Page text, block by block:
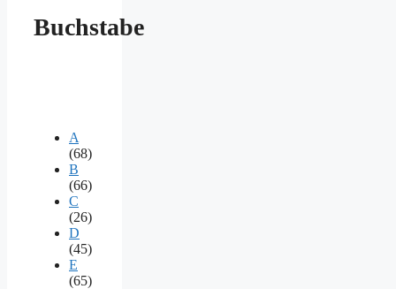
Buchstabe
A
(68)
B
(66)
C
(26)
D
(45)
E
(65)